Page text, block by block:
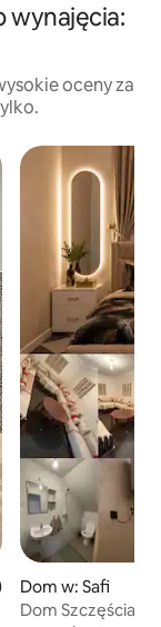
wynajęcia:
oceny za
4,87 na 5,
Dom w: Safi
Dom Szczęścia